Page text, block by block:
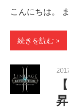
こんにちは。
続きを読む